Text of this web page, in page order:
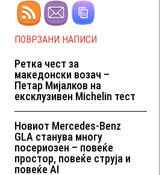
ПОВРЗАНИ НАПИСИ
Ретка чест за
македонски возач –
Петар Мијалков на
ексклузивен Michelin тест
Новиот Mercedes-Benz
GLA станува многу
посериозен – повеќе
простор, повеќе струја и
повеќе AI